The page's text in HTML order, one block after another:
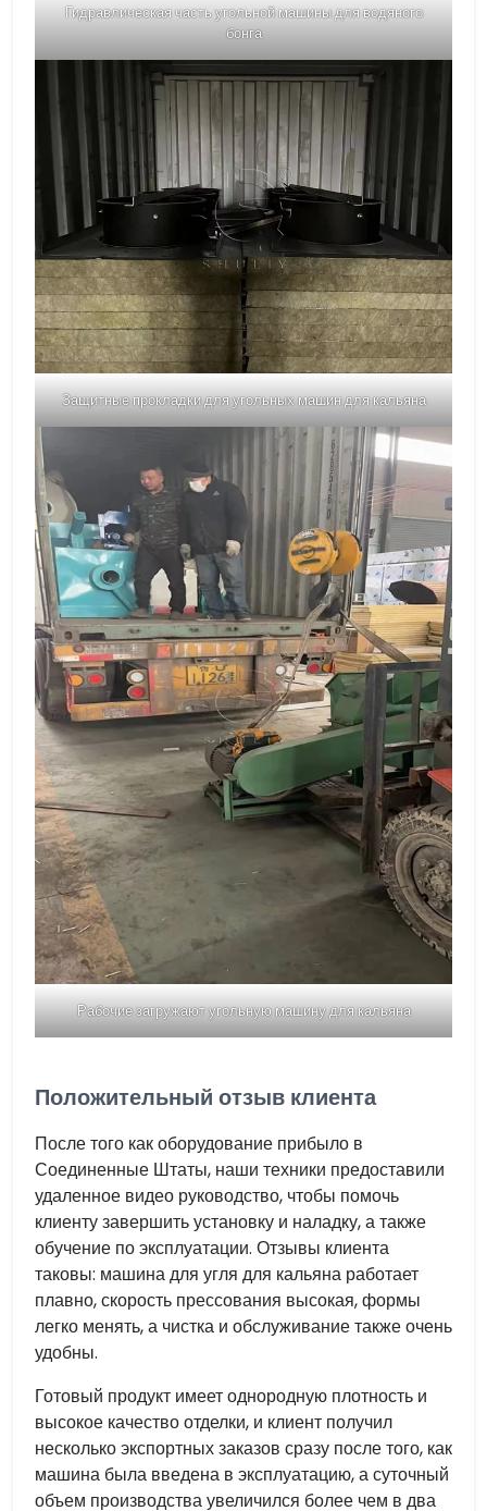
Гидравлическая часть угольной машины для водяного
бонга
Защитные прокладки для угольных машин для кальяна
Рабочие загружают угольную машину для кальяна
Положительный отзыв клиента
После того как оборудование прибыло в
Соединенные Штаты, наши техники предоставили
удаленное видео руководство, чтобы помочь
клиенту завершить установку и наладку, а также
обучение по эксплуатации. Отзывы клиента
таковы: машина для угля для кальяна работает
плавно, скорость прессования высокая, формы
легко менять, а чистка и обслуживание также очень
удобны.
Готовый продукт имеет однородную плотность и
высокое качество отделки, и клиент получил
несколько экспортных заказов сразу после того, как
машина была введена в эксплуатацию, а суточный
объем производства увеличился более чем в два